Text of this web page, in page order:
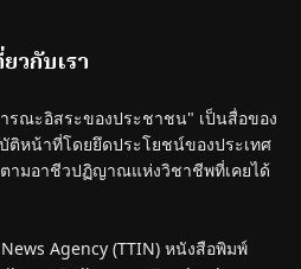
ยวกับเรา
รณะอิสระของประชาชน" เป็นสื่อของ
ติหน้าที่โดยยึดประโยชน์ของประเทศ
ามอาชีวปฏิญาณแห่งวิชาชีพที่เคยได้
Agency (TTIN) หนังสือพิมพ์